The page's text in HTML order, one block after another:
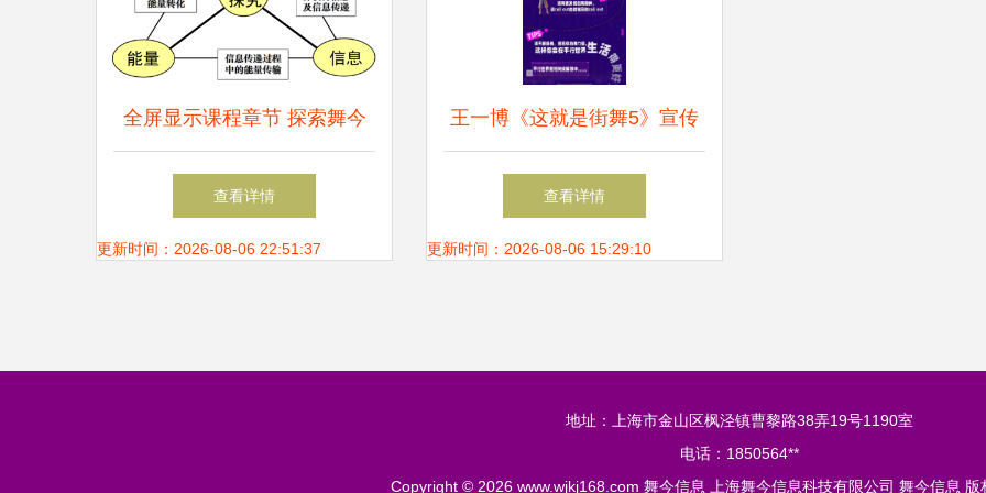
全屏显示课程章节 探索舞今
信息的数字化教学体验
查看详情
更新时间：2026-08-06 22:51:37
王一博《这就是街舞5》宣传
片释出 酷炫造型引爆期待，
合集盘点引热议
查看详情
更新时间：2026-08-06 15:29:10
地址：上海市金山区枫泾镇曹黎路38弄19号1190室
电话：1850564**
Copyright © 2026 www.wjkj168.com 舞今信息 上海舞今信息科技有限公司 舞今信息 版